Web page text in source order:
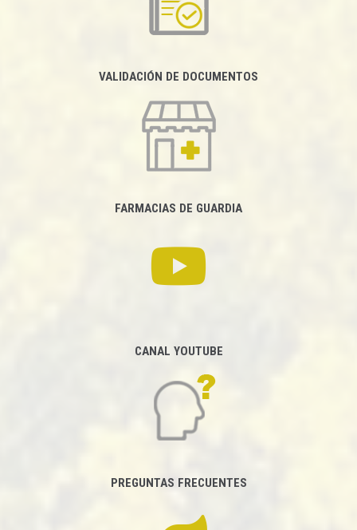
VALIDACIÓN DE DOCUMENTOS
FARMACIAS DE GUARDIA
CANAL YOUTUBE
PREGUNTAS FRECUENTES